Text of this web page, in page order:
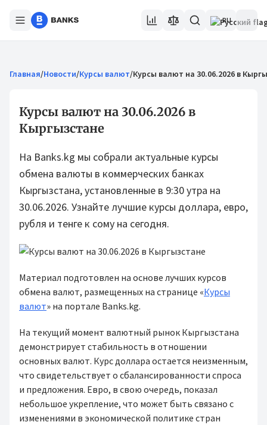
RU
Главная/Новости/Курсы валют/Курсы валют на 30.06.2026 в
Курсы валют на 30.06.2026 в
Кыргызстане
На Banks.kg мы собрали актуальные курсы
обмена валюты в коммерческих банках
Кыргызстана, установленные в 9:30 утра на
30.06.2026. Узнайте лучшие курсы доллара, евро,
рубля и тенге к сому на сегодня.
Материал подготовлен на основе лучших курсов
обмена валют, размещенных на странице «Курсы
валют» на портале Banks.kg.
На текущий момент валютный рынок Кыргызстана
демонстрирует стабильность в отношении
основных валют. Курс доллара остается неизменным,
что свидетельствует о сбалансированности спроса
и предложения. Евро, в свою очередь, показал
небольшое укрепление, что может быть связано с
изменениями в экономической политике стран